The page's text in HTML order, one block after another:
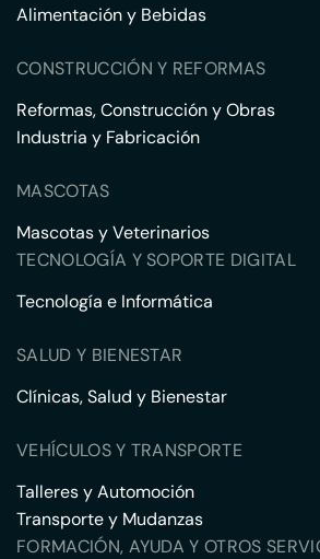
Alimentación y Bebidas
CONSTRUCCIÓN Y REFORMAS
Reformas, Construcción y Obras
Industria y Fabricación
MASCOTAS
Mascotas y Veterinarios
TECNOLOGÍA Y SOPORTE DIGITAL
Tecnología e Informática
SALUD Y BIENESTAR
Clínicas, Salud y Bienestar
VEHÍCULOS Y TRANSPORTE
Talleres y Automoción
Transporte y Mudanzas
FORMACIÓN, AYUDA Y OTROS